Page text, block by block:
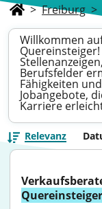
> Freiburg >
Willkommen
Berufsfelder
Fähigkeiten
Jobangebote,
Karriere
Relevanz
Quereinsteiger